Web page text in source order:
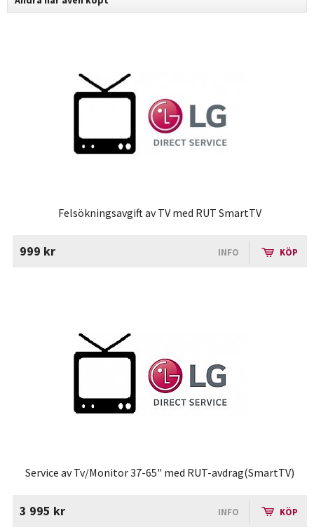
Felsökningsavgift av TV med RUT SmartTV
999 kr INFO KÖP
Service av Tv/Monitor 37-65" med RUT-avdrag(SmartTV)
3 995 kr INFO KÖP